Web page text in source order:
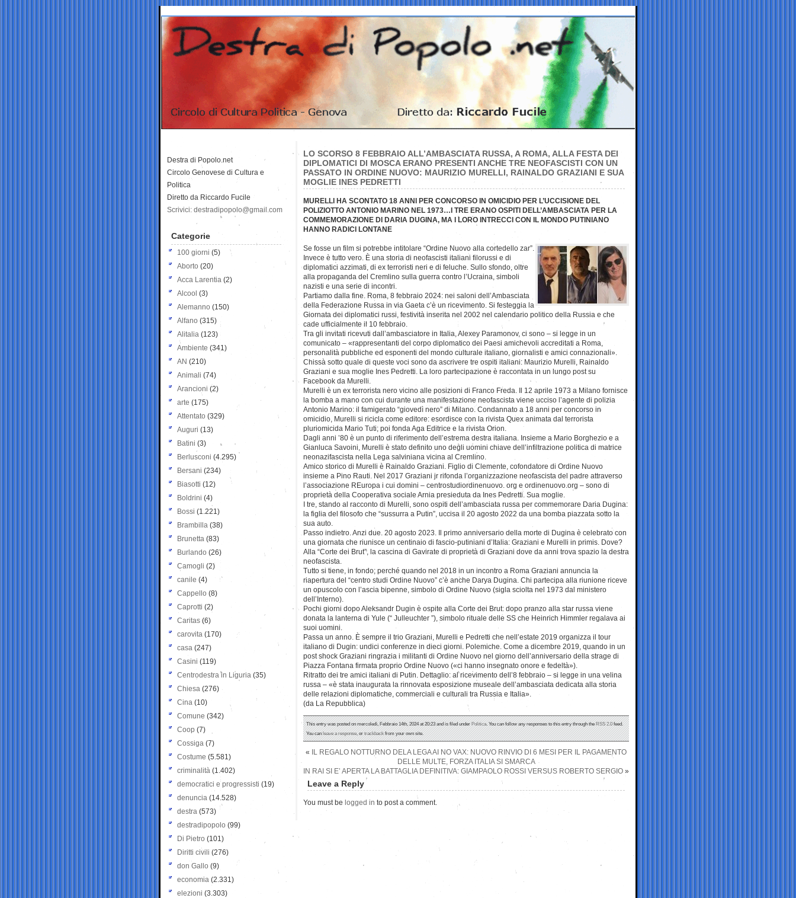
LO SCORSO 8 FEBBRAIO ALL’AMBASCIATA RUSSA, A ROMA, ALLA FESTA DEI
DIPLOMATICI DI MOSCA ERANO PRESENTI ANCHE TRE NEOFASCISTI CON UN
PASSATO IN ORDINE NUOVO: MAURIZIO MURELLI, RAINALDO GRAZIANI E SUA
MOGLIE INES PEDRETTI
MURELLI HA SCONTATO 18 ANNI PER CONCORSO IN OMICIDIO PER L’UCCISIONE DEL
POLIZIOTTO ANTONIO MARINO NEL 1973…I TRE ERANO OSPITI DELL’AMBASCIATA PER LA
COMMEMORAZIONE DI DARIA DUGINA, MA I LORO INTRECCI CON IL MONDO PUTINIANO
HANNO RADICI LONTANE
Se fosse un film si potrebbe intitolare “Ordine Nuovo alla cortedello zar”.
Invece è tutto vero. È una storia di neofascisti italiani filorussi e di
diplomatici azzimati, di ex terroristi neri e di feluche. Sullo sfondo, oltre
alla propaganda del Cremlino sulla guerra contro l’Ucraina, simboli
nazisti e una serie di incontri.
Partiamo dalla fine. Roma, 8 febbraio 2024: nei saloni dell’Ambasciata
della Federazione Russa in via Gaeta c’è un ricevimento. Si festeggia la
Giornata dei diplomatici russi, festività inserita nel 2002 nel calendario politico della Russia e che
cade ufficialmente il 10 febbraio.
Tra gli invitati ricevuti dall’ambasciatore in Italia, Alexey Paramonov, ci sono – si legge in un
comunicato – «rappresentanti del corpo diplomatico dei Paesi amichevoli accreditati a Roma,
personalità pubbliche ed esponenti del mondo culturale italiano, giornalisti e amici connazionali».
Chissà sotto quale di queste voci sono da ascrivere tre ospiti italiani: Maurizio Murelli, Rainaldo
Graziani e sua moglie Ines Pedretti. La loro partecipazione è raccontata in un lungo post su
Facebook da Murelli.
Murelli è un ex terrorista nero vicino alle posizioni di Franco Freda. Il 12 aprile 1973 a Milano fornisce
la bomba a mano con cui durante una manifestazione neofascista viene ucciso l’agente di polizia
Antonio Marino: il famigerato “giovedì nero” di Milano. Condannato a 18 anni per concorso in
omicidio, Murelli si ricicla come editore: esordisce con la rivista Quex animata dal terrorista
pluriomicida Mario Tuti; poi fonda Aga Editrice e la rivista Orion.
Dagli anni ’80 è un punto di riferimento dell’estrema destra italiana. Insieme a Mario Borghezio e a
Gianluca Savoini, Murelli è stato definito uno degli uomini chiave dell’infiltrazione politica di matrice
neonazifascista nella Lega salviniana vicina al Cremlino.
Amico storico di Murelli è Rainaldo Graziani. Figlio di Clemente, cofondatore di Ordine Nuovo
insieme a Pino Rauti. Nel 2017 Graziani jr rifonda l’organizzazione neofascista del padre attraverso
l’associazione REuropa i cui domini – centrostudiordinenuovo. org e ordinenuovo.org – sono di
proprietà della Cooperativa sociale Arnia presieduta da Ines Pedretti. Sua moglie.
I tre, stando al racconto di Murelli, sono ospiti dell’ambasciata russa per commemorare Daria Dugina:
la figlia del filosofo che “sussurra a Putin”, uccisa il 20 agosto 2022 da una bomba piazzata sotto la
sua auto.
Passo indietro. Anzi due. 20 agosto 2023. Il primo anniversario della morte di Dugina è celebrato con
una giornata che riunisce un centinaio di fascio-putiniani d’Italia: Graziani e Murelli in primis. Dove?
Alla “Corte dei Brut”, la cascina di Gavirate di proprietà di Graziani dove da anni trova spazio la destra
neofascista.
Tutto si tiene, in fondo; perché quando nel 2018 in un incontro a Roma Graziani annuncia la
riapertura del “centro studi Ordine Nuovo” c’è anche Darya Dugina. Chi partecipa alla riunione riceve
un opuscolo con l’ascia bipenne, simbolo di Ordine Nuovo (sigla sciolta nel 1973 dal ministero
dell’Interno).
Pochi giorni dopo Aleksandr Dugin è ospite alla Corte dei Brut: dopo pranzo alla star russa viene
donata la lanterna di Yule (“ Julleuchter ”), simbolo rituale delle SS che Heinrich Himmler regalava ai
suoi uomini.
Passa un anno. È sempre il trio Graziani, Murelli e Pedretti che nell’estate 2019 organizza il tour
italiano di Dugin: undici conferenze in dieci giorni. Polemiche. Come a dicembre 2019, quando in un
post shock Graziani ringrazia i militanti di Ordine Nuovo nel giorno dell’anniversario della strage di
Piazza Fontana firmata proprio Ordine Nuovo («ci hanno insegnato onore e fedeltà»).
Ritratto dei tre amici italiani di Putin. Dettaglio: al ricevimento dell’8 febbraio – si legge in una velina
russa – «è stata inaugurata la rinnovata esposizione museale dell’ambasciata dedicata alla storia
delle relazioni diplomatiche, commerciali e culturali tra Russia e Italia».
(da La Repubblica)
This entry was posted on mercoledì, Febbraio 14th, 2024 at 20:23 and is filed underPolitica. You can follow any responses to this entry through theRSS 2.0feed.
You canleave a response, ortrackbackfrom your own site.
«
IL REGALO NOTTURNO DELA LEGA AI NO VAX: NUOVO RINVIO DI 6 MESI PER IL PAGAMENTO
DELLE MULTE, FORZA ITALIA SI SMARCA
IN RAI SI E’ APERTA LA BATTAGLIA DEFINITIVA: GIAMPAOLO ROSSI VERSUS ROBERTO SERGIO »
Leave a Reply
You must be logged in to post a comment.
Destra di Popolo.net
Circolo Genovese di Cultura e
Politica
Diretto da Riccardo Fucile
Scrivici: destradipopolo@gmail.com
Categorie
100 giorni (5)
Aborto (20)
Acca Larentia (2)
Alcool (3)
Alemanno (150)
Alfano (315)
Alitalia (123)
Ambiente (341)
AN (210)
Animali (74)
Arancioni (2)
arte (175)
Attentato (329)
Auguri (13)
Batini (3)
Berlusconi (4.295)
Bersani (234)
Biasotti (12)
Boldrini (4)
Bossi (1.221)
Brambilla (38)
Brunetta (83)
Burlando (26)
Camogli (2)
canile (4)
Cappello (8)
Caprotti (2)
Caritas (6)
carovita (170)
casa (247)
Casini (119)
Centrodestra in Liguria (35)
Chiesa (276)
Cina (10)
Comune (342)
Coop (7)
Cossiga (7)
Costume (5.581)
criminalità (1.402)
democratici e progressisti (19)
denuncia (14.528)
destra (573)
destradipopolo (99)
Di Pietro (101)
Diritti civili (276)
don Gallo (9)
economia (2.331)
elezioni (3.303)